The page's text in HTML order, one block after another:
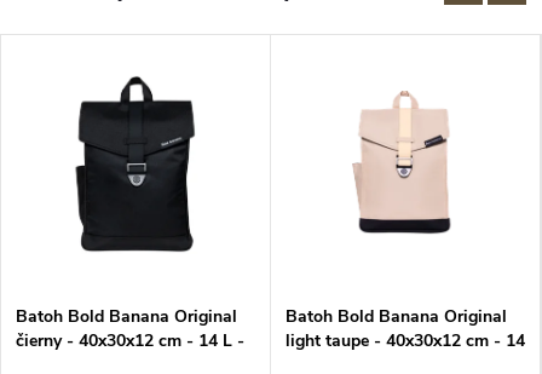
Batoh Bold Banana Original
čierny - 40x30x12 cm - 14 L -
Batoh Bold Banana Original
light taupe - 40x30x12 cm - 14